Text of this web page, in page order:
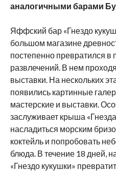
аналогичными барами
Яффский бар «Гнездо
большом магазине
постепенно превратился
развлечений. В нем
выставки. На нескольких
появились картинные
мастерские и выставки.
заслуживает крыша
насладиться морским
коктейль и попробовать
блюда. В течение 18 дней,
«Гнездо кукушки»